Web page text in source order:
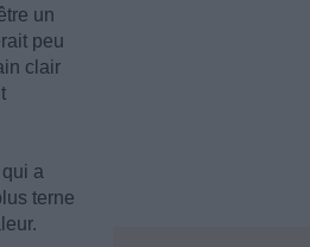
un
peu
clair
a
terne